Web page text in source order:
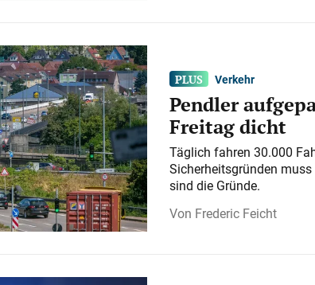
Verkehr
Pendler
Freitag dicht
Täglich fahren 30.000
Sicherheitsgründen
sind die Gründe.
Frederic Feicht